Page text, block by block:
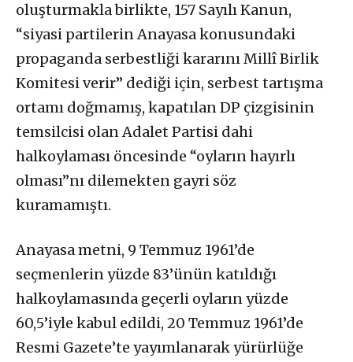
oluşturmakla birlikte, 157 Sayılı Kanun,
“siyasi partilerin Anayasa konusundaki
propaganda serbestliği kararını Millî Birlik
Komitesi verir” dediği için, serbest tartışma
ortamı doğmamış, kapatılan DP çizgisinin
temsilcisi olan Adalet Partisi dahi
halkoylaması öncesinde “oyların hayırlı
olması”nı dilemekten gayri söz
kuramamıştı.
Anayasa metni, 9 Temmuz 1961’de
seçmenlerin yüzde 83’ünün katıldığı
halkoylamasında geçerli oyların yüzde
60,5’iyle kabul edildi, 20 Temmuz 1961’de
Resmi Gazete’te yayımlanarak yürürlüğe